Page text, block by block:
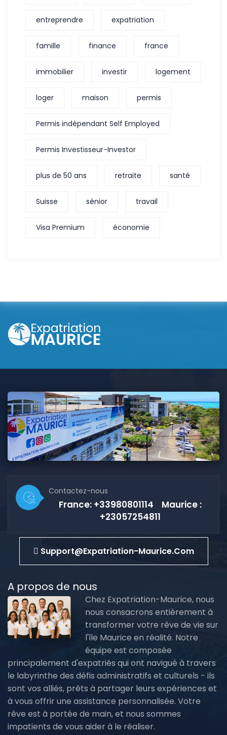
entreprendre expatriation
famille finance france
immobilier investir logement
loger maison permis
Permis indépendant Self Employed
Permis Investisseur-Investor
plus de 50 ans retraite santé
Suisse sénior travail
Visa Premium économie
Contactez-nous
France: +33980801114 Maurice :
+23057254811
Support@expatriation-Maurice.com
A propos de nous
Chez Expatriation-Maurice, nous
nous consacrons entièrement à
transformer votre rêve de vie sur
l'île Maurice en réalité. Notre
équipe est composée
principalement d'expatriés qui ont navigué à travers
le labyrinthe des défis administratifs et culturels - ils
sont vos alliés, prêts à partager leurs expériences et
à vous offrir une assistance personnalisée. Votre
rêve est à portée de main, et nous sommes
impatients de vous aider à le réaliser.